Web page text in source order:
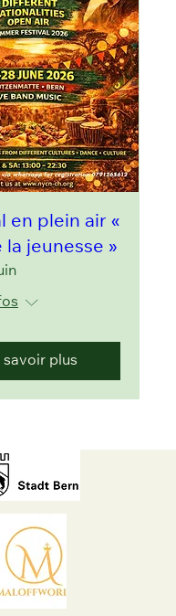
en plein air «
la jeunesse »
savoir plus